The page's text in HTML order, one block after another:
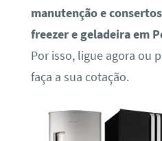
manutenção e
freezer e geladeira em
Por isso, ligue agora ou
faça a sua cotação.